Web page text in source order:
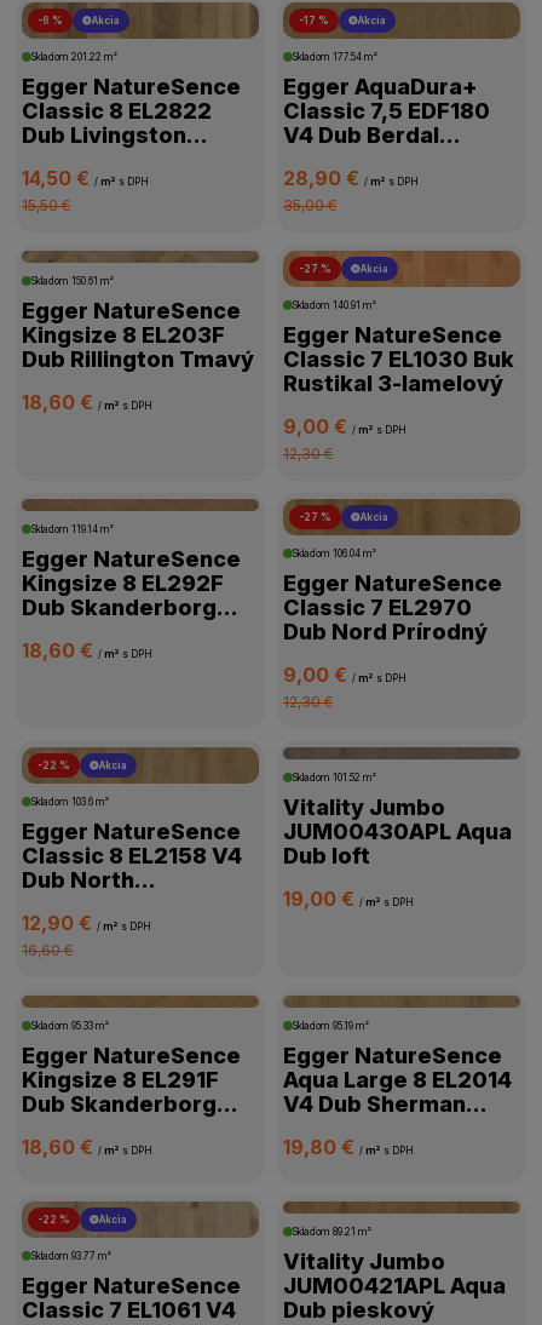
VODEODOLNOSŤ
HRÚBKA PODLAHY
PRIZNANÁ DRÁŽKA
KOLEKCIA
SPÔSOB POKLÁDKY
PROTIŠMYKOVÁ ODOLNOSŤ
DOSTUPNOSŤ
-6 % Akcia
Skladom201.22 m²
Egger NatureSence
Classic 8 EL2822
Dub Livingston
14,50 €/ m² s DPH
15,50 €
-17 % Akcia
Skladom 177.54 m²
Egger AquaDura+
Classic 7,5 EDF180
V4 Dub Berdal
28,90 € / m² s DPH
35,00 €
Skladom150.61 m²
Egger NatureSence
Kingsize 8 EL203F
Dub Rillington Tmavý
18,60 €/ m² s DPH
-27 % Akcia
Skladom 140.91 m²
Egger NatureSence
Classic 7 EL1030 Buk
Rustikal 3-lamelový
9,00 € / m² s DPH
12,30 €
Skladom119.14 m²
Egger NatureSence
Kingsize 8 EL292F
Dub Skanderborg
18,60 €/ m² s DPH
-27 % Akcia
Skladom 106.04 m²
Egger NatureSence
Classic 7 EL2970
Dub Nord Prírodný
9,00 € / m² s DPH
12,30 €
-22 % Akcia
Skladom103.6 m²
Egger NatureSence
Classic 8 EL2158 V4
Dub North
12,90 €/ m² s DPH
16,60 €
Skladom 101.52 m²
Vitality Jumbo
JUM00430APL Aqua
Dub loft
19,00 € / m² s DPH
Skladom95.33 m²
Egger NatureSence
Kingsize 8 EL291F
Dub Skanderborg
18,60 €/ m² s DPH
Skladom 95.19 m²
Egger NatureSence
Aqua Large 8 EL2014
V4 Dub Sherman
19,80 € / m² s DPH
-22 % Akcia
Skladom93.77 m²
Egger NatureSence
Classic 7 EL1061 V4
Skladom 89.21 m²
Vitality Jumbo
JUM00421APL Aqua
Dub pieskový